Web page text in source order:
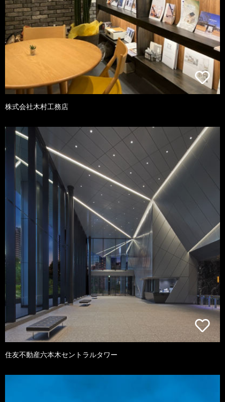
株式会社木村工務店
住友不動産六本木セントラルタワー